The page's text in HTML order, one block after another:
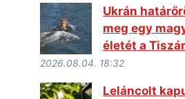
Ukrán
meg egy
életét a
2026.08.04. 18:32
Leláncolt